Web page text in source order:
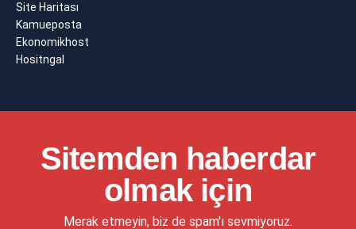
Site Haritası
Kamueposta
Ekonomikhost
Hositngal
Sitemden haberdar
olmak için
Merak etmeyin, biz de spam'ı sevmiyoruz.